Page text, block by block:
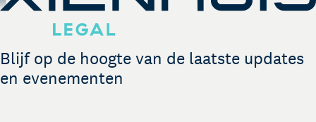
Blijf op de hoogte van de laatste updates
en evenementen